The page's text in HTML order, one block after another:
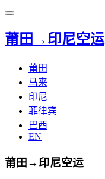
莆田→印尼空运
莆田
马来
印尼
菲律宾
巴西
EN
莆田→印尼空运